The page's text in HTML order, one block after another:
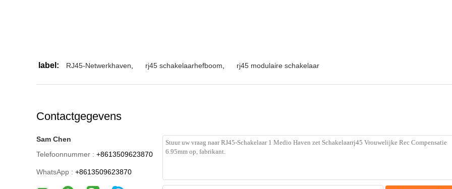
label: RJ45-Netwerkhaven rj45 schakelaarhefboom rj45 modulaire schakelaar
Contactgegevens
Sam Chen
Telefoonnummer : +8613509623870
WhatsApp : +8613509623870